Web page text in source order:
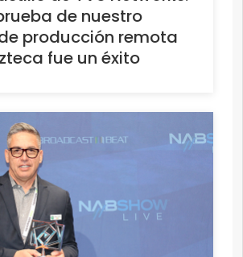
de nuestro
producción remota
fue un éxito